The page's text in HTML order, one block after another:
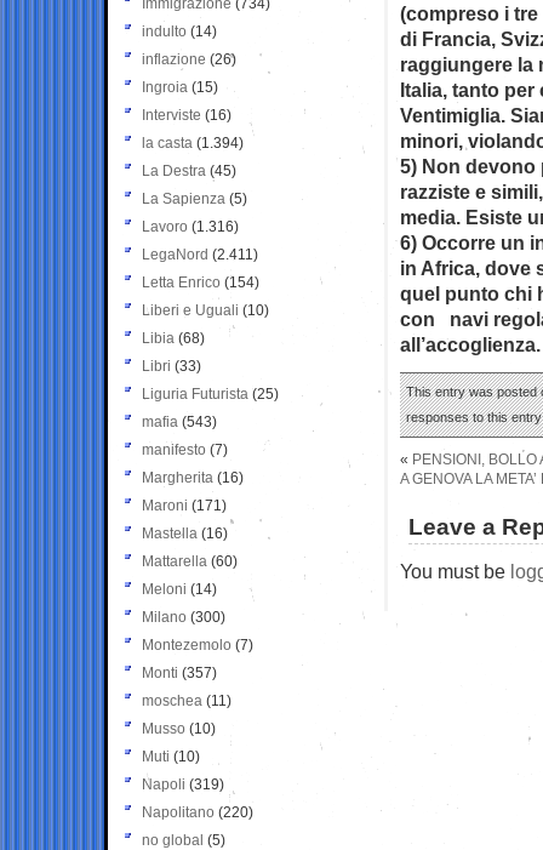
(compreso i
di Francia,
raggiungere la
Italia, tanto per
Ventimiglia.
minori,
5) Non devono
razziste e
media. Esiste
6) Occorre un
in Africa, dove
quel punto chi
con navi
all’accoglienza.
This entry was posted
responses to this
« PENSIONI,
A GENOVA LA
Leave a
You must be
Immigrazione (734)
indulto (14)
inflazione (26)
Ingroia (15)
Interviste (16)
la casta (1.394)
La Destra (45)
La Sapienza (5)
Lavoro (1.316)
LegaNord (2.411)
Letta Enrico (154)
Liberi e Uguali (10)
Libia (68)
Libri (33)
Liguria Futurista (25)
mafia (543)
manifesto (7)
Margherita (16)
Maroni (171)
Mastella (16)
Mattarella (60)
Meloni (14)
Milano (300)
Montezemolo (7)
Monti (357)
moschea (11)
Musso (10)
Muti (10)
Napoli (319)
Napolitano (220)
no global (5)